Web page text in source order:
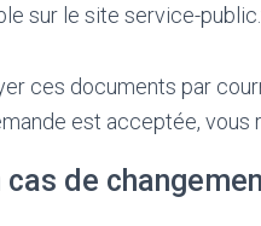
sur le site service-
ces documents par
est acceptée, vous
de